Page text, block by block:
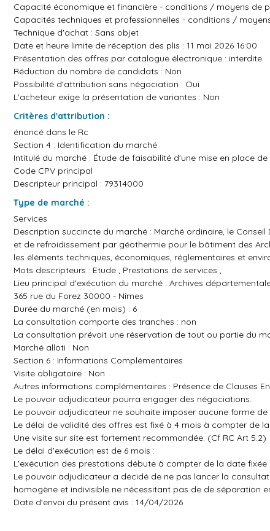
Capacité économique et financière - conditions / moyens de
Capacités techniques et professionnelles - conditions /
Technique d'achat : Sans objet
Date et heure limite de réception des plis : 11 mai 2026 16:00
Présentation des offres par catalogue électronique : interdite
Réduction du nombre de candidats : Non
Possibilité d'attribution sans négociation : Oui
L'acheteur exige la présentation de variantes : Non
Critères d'attribution :
énoncé dans le Rc
Section 4 : Identification du marché
Intitulé du marché : Étude de faisabilité d'une mise en place
Code CPV principal
Descripteur principal : 79314000
Type de marché :
Services
Description succincte du marché : Marché ordinaire, le
et de refroidissement par géothermie pour le bâtiment des
les éléments techniques, économiques, réglementaires et
Mots descripteurs : Etude , Prestations de services ,
Lieu principal d'exécution du marché : Archives
365 rue du Forez 30000 - Nîmes
Durée du marché (en mois) : 6
La consultation comporte des tranches : non
La consultation prévoit une réservation de tout ou partie du
Marché alloti : Non
Section 6 : Informations Complémentaires
Visite obligatoire : Non
Autres informations complémentaires : Présence de Clauses
Le pouvoir adjudicateur pourra engager des négociations.
Le pouvoir adjudicateur ne souhaite imposer aucune forme
Le délai de validité des offres est fixé à 4 mois à compter de
Une visite sur site est fortement recommandée. (Cf RC Art 5.2)
Le délai d'exécution est de 6 mois :
L'exécution des prestations débute à compter de la date fixée
Le pouvoir adjudicateur a décidé de ne pas lancer la
homogène et indivisible ne nécessitant pas de de séparation
Date d'envoi du présent avis : 14/04/2026